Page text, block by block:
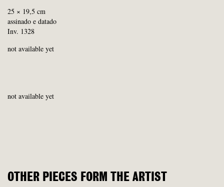
25 × 19,5 cm
assinado e datado
Inv. 1328
not available yet
not available yet
OTHER PIECES FORM THE ARTIST